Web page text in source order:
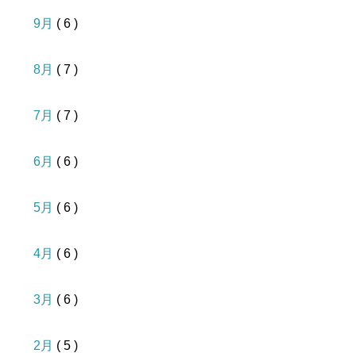
9月 ( 6 )
8月 ( 7 )
7月 ( 7 )
6月 ( 6 )
5月 ( 6 )
4月 ( 6 )
3月 ( 6 )
2月 ( 5 )